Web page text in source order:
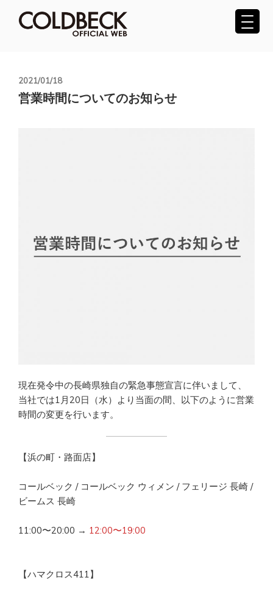
投
稿
日:
2021/01/18
営業時間についてのお知らせ
現在発令中の長崎県独自の緊急事態宣言に伴いまして、
当社では1月20日（水）より当面の間、以下のように営業
時間の変更を行います。
【浜の町・路面店】
コールベック / コールベック ウィメン / フェリージ 長崎 /
ビームス 長崎
11:00〜20:00 → 12:00〜19:00
【ハマクロス411】